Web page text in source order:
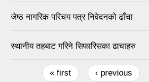
जेष्ठ नागरिक परिचय पत्र निवेदनको ढाँचा
स्थानीय तहबाट गरिने सिफारिसका ढाचाहरु
Pages « first ‹ previous